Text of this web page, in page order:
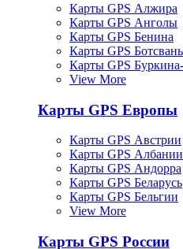
Карты GPS Алжира
Карты GPS Анголы
Карты GPS Бенина
Карты GPS
Карты GPS
View More
Карты GPS Европы
Карты GPS Австрии
Карты GPS Албании
Карты GPS Андорра
Карты GPS Беларусь
Карты GPS Бельгии
View More
Карты GPS России